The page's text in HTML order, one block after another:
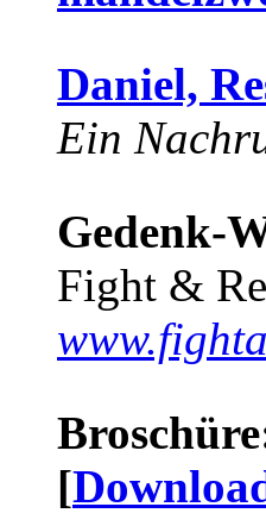
Daniel,
Ein
Gedenk-
Fight &
[